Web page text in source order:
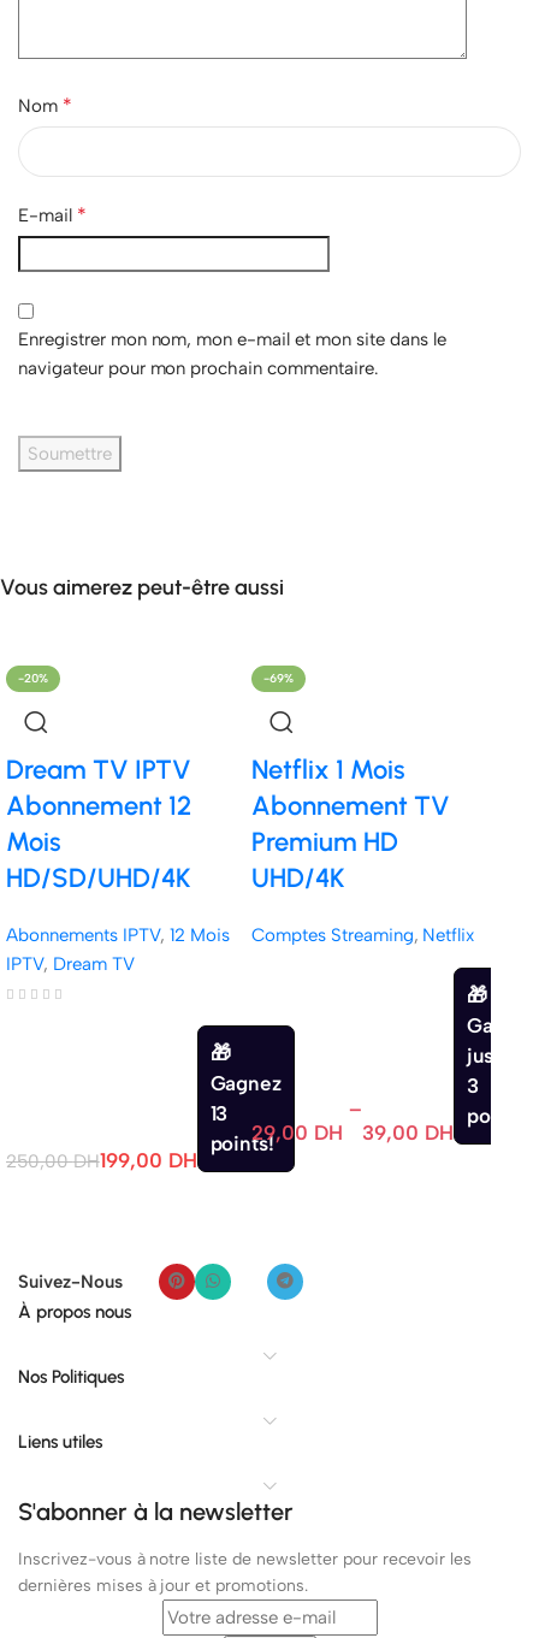
Nom *
E-mail *
Enregistrer mon nom, mon e-mail et mon site dans le
navigateur pour mon prochain commentaire.
Vous aimerez peut-être aussi
-20%
Dream TV IPTV
Abonnement 12
Mois
HD/SD/UHD/4K
Abonnements IPTV, 12 Mois
IPTV, Dream TV
250,00DH199,00 DH
Gagnez
13
points!
-69%
Netflix 1 Mois
Abonnement TV
Premium HD
UHD/4K
Comptes Streaming, Netflix
29,00 DH
–
39,00 DH
Gagnez
jusqu'à
3
points.
Suivez-Nous
À propos nous
Nos Politiques
Liens utiles
S'abonner à la newsletter
Inscrivez-vous à notre liste de newsletter pour recevoir les
dernières mises à jour et promotions.